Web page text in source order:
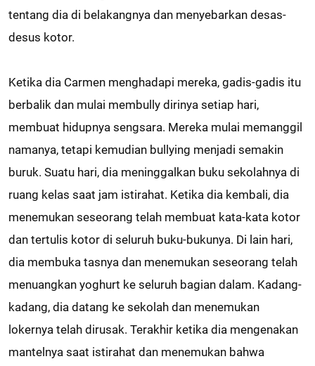
tentang dia di belakangnya dan menyebarkan desas-
desus kotor.
Ketika dia Carmen menghadapi mereka, gadis-gadis itu
berbalik dan mulai membully dirinya setiap hari,
membuat hidupnya sengsara. Mereka mulai memanggil
namanya, tetapi kemudian bullying menjadi semakin
buruk. Suatu hari, dia meninggalkan buku sekolahnya di
ruang kelas saat jam istirahat. Ketika dia kembali, dia
menemukan seseorang telah membuat kata-kata kotor
dan tertulis kotor di seluruh buku-bukunya. Di lain hari,
dia membuka tasnya dan menemukan seseorang telah
menuangkan yoghurt ke seluruh bagian dalam. Kadang-
kadang, dia datang ke sekolah dan menemukan
lokernya telah dirusak. Terakhir ketika dia mengenakan
mantelnya saat istirahat dan menemukan bahwa